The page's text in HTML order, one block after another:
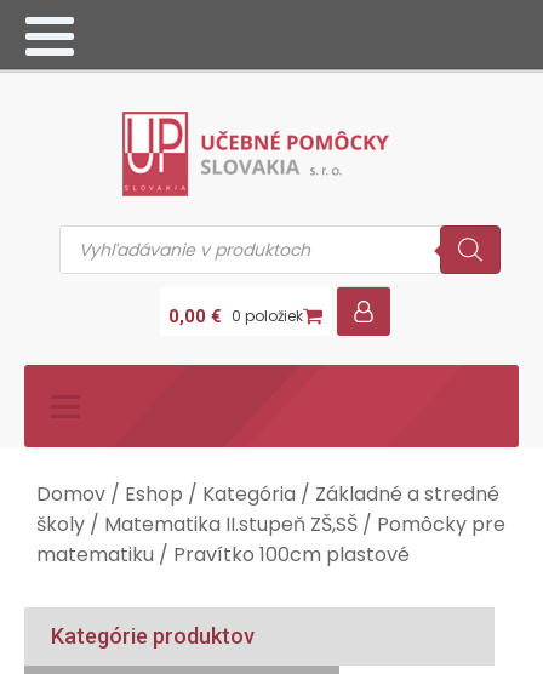
Products
search
0,00 € 0 položiek
Domov / Eshop / Kategória / Základné a stredné
školy / Matematika II.stupeň ZŠ,SŠ / Pomôcky pre
matematiku / Pravítko 100cm plastové
Kategórie produktov